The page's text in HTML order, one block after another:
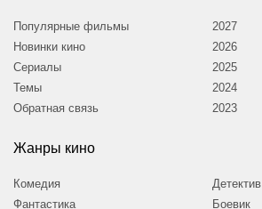
Популярные фильмы
Новинки кино
Сериалы
Темы
Обратная связь
2027
2026
2025
2024
2023
Жанры кино
Комедия
Фантастика
Детектив
Боевик